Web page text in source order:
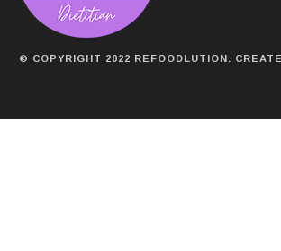
© COPYRIGHT 2022 REFOODLUTION.